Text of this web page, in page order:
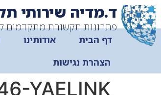
ד.מדיה שירותי
פתרונות תקשורת מתקדמים
דף הבית אודותינו
הצהרת נגישות
YAELINK-